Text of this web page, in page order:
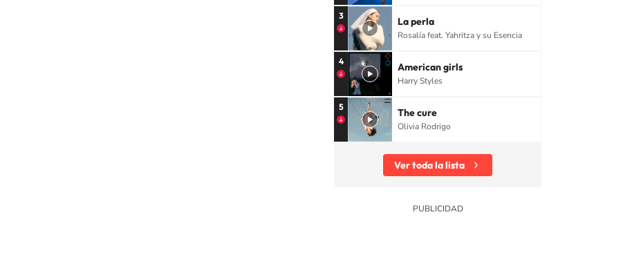
3 La perla
Rosalía feat. Yahritza y su Esencia
4 American girls
Harry Styles
5 The cure
Olivia Rodrigo
Ver toda la lista